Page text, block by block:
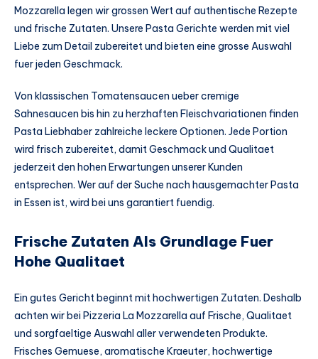
Mozzarella legen wir grossen Wert auf authentische Rezepte
und frische Zutaten. Unsere Pasta Gerichte werden mit viel
Liebe zum Detail zubereitet und bieten eine grosse Auswahl
fuer jeden Geschmack.
Von klassischen Tomatensaucen ueber cremige
Sahnesaucen bis hin zu herzhaften Fleischvariationen finden
Pasta Liebhaber zahlreiche leckere Optionen. Jede Portion
wird frisch zubereitet, damit Geschmack und Qualitaet
jederzeit den hohen Erwartungen unserer Kunden
entsprechen. Wer auf der Suche nach hausgemachter Pasta
in Essen ist, wird bei uns garantiert fuendig.
Frische Zutaten Als Grundlage Fuer
Hohe Qualitaet
Ein gutes Gericht beginnt mit hochwertigen Zutaten. Deshalb
achten wir bei Pizzeria La Mozzarella auf Frische, Qualitaet
und sorgfaeltige Auswahl aller verwendeten Produkte.
Frisches Gemuese, aromatische Kraeuter, hochwertige